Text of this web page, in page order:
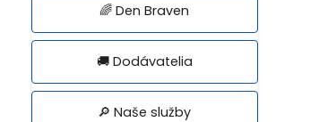
🌈 Den Braven
🚚 Dodávatelia
🔎 Naše služby